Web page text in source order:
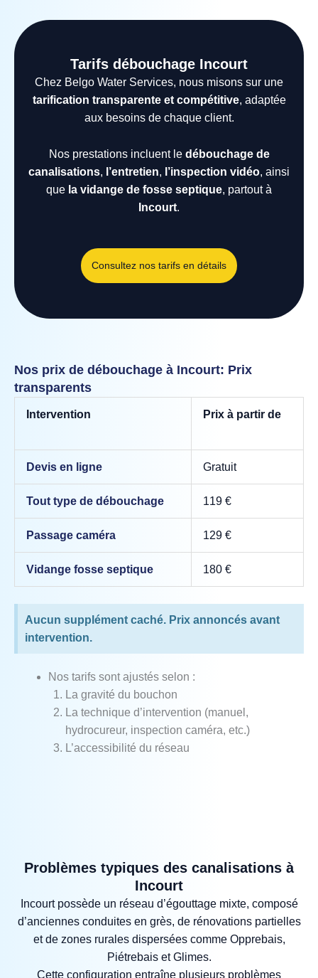
Tarifs débouchage Incourt
Chez Belgo Water Services, nous misons sur une
tarification transparente et compétitive, adaptée
aux besoins de chaque client.
Nos prestations incluent le débouchage de
canalisations, l’entretien, l’inspection vidéo, ainsi
que la vidange de fosse septique, partout à
Incourt.
Consultez nos tarifs en détails
Nos prix de débouchage à Incourt: Prix
transparents
Intervention Prix à partir de
Devis en ligne Gratuit
Tout type de débouchage 119 €
Passage caméra 129 €
Vidange fosse septique 180 €
Aucun supplément caché. Prix annoncés avant
intervention.
Nos tarifs sont ajustés selon :
La gravité du bouchon
La technique d’intervention (manuel,
hydrocureur, inspection caméra, etc.)
L’accessibilité du réseau
Problèmes typiques des canalisations à
Incourt
Incourt possède un réseau d’égouttage mixte, composé
d’anciennes conduites en grès, de rénovations partielles
et de zones rurales dispersées comme Opprebais,
Piétrebais et Glimes.
Cette configuration entraîne plusieurs problèmes